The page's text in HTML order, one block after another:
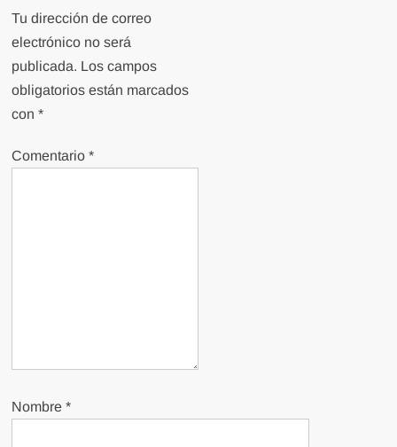
Tu dirección de correo
electrónico no será
publicada. Los campos
obligatorios están marcados
con*
Comentario*
Nombre*